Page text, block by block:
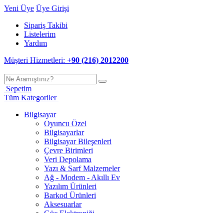
Yeni Üye Üye Girişi
Sipariş Takibi
Listelerim
Yardım
Müşteri Hizmetleri: +90 (216) 2012200
Sepetim
Tüm Kategoriler
Bilgisayar
Oyuncu Özel
Bilgisayarlar
Bilgisayar Bileşenleri
Çevre Birimleri
Veri Depolama
Yazı & Sarf Malzemeler
Ağ - Modem - Akıllı Ev
Yazılım Ürünleri
Barkod Ürünleri
Aksesuarlar